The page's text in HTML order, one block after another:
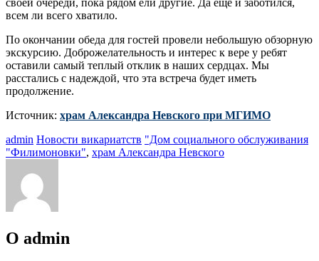
всем ли всего хватило.
По окончании обеда для гостей провели небольшую обзорную
экскурсию. Доброжелательность и интерес к вере у ребят
оставили самый теплый отклик в наших сердцах. Мы
расстались с надеждой, что эта встреча будет иметь
продолжение.
Источник: храм Александра Невского при МГИМО
admin Новости викариатств "Дом социального обслуживания
"Филимоновки", храм Александра Невского
О admin